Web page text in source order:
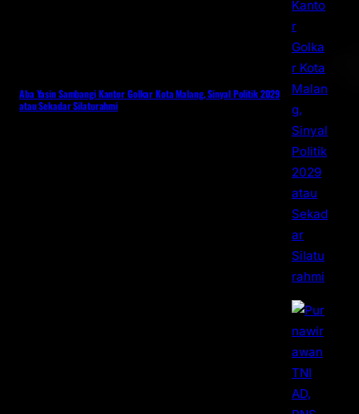
Aba Yasin Sambangi Kantor Golkar Kota Malang, Sinyal Politik 2029
atau Sekadar Silaturahmi